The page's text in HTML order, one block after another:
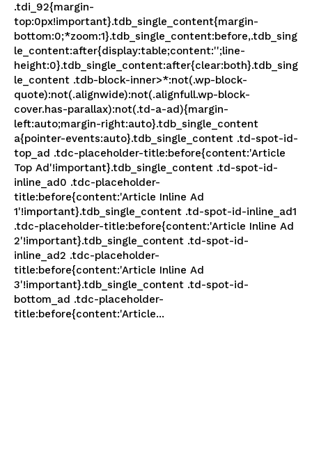
.tdi_92{margin-
top:0px!important}.tdb_single_content{margin-
bottom:0;*zoom:1}.tdb_single_content:before,.tdb_sing
le_content:after{display:table;content:'';line-
height:0}.tdb_single_content:after{clear:both}.tdb_sing
le_content .tdb-block-inner>*:not(.wp-block-
quote):not(.alignwide):not(.alignfull.wp-block-
cover.has-parallax):not(.td-a-ad){margin-
left:auto;margin-right:auto}.tdb_single_content
a{pointer-events:auto}.tdb_single_content .td-spot-id-
top_ad .tdc-placeholder-title:before{content:'Article
Top Ad'!important}.tdb_single_content .td-spot-id-
inline_ad0 .tdc-placeholder-
title:before{content:'Article Inline Ad
1'!important}.tdb_single_content .td-spot-id-inline_ad1
.tdc-placeholder-title:before{content:'Article Inline Ad
2'!important}.tdb_single_content .td-spot-id-
inline_ad2 .tdc-placeholder-
title:before{content:'Article Inline Ad
3'!important}.tdb_single_content .td-spot-id-
bottom_ad .tdc-placeholder-
title:before{content:'Article...